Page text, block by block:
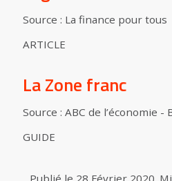
Source : La finance pour tous
ARTICLE
La Zone franc
Source : ABC de l’économie -
GUIDE
Publié le 28 Février 2020